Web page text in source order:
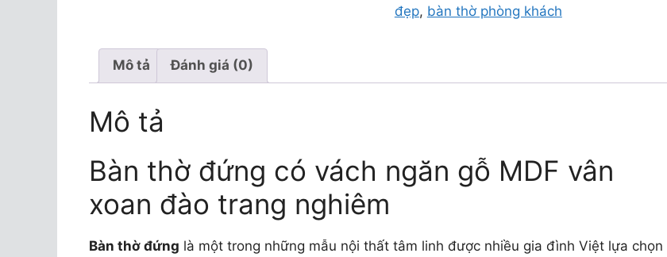
đẹp, bàn thờ phòng khách
Mô tả Đánh giá (0)
Mô tả
Bàn thờ đứng có vách ngăn gỗ MDF vân
xoan đào trang nghiêm
Bàn thờ đứng là một trong những mẫu nội thất tâm linh được nhiều gia đình Việt lựa chọn